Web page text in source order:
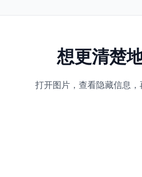
想更清楚
打开图片，查看隐藏信息